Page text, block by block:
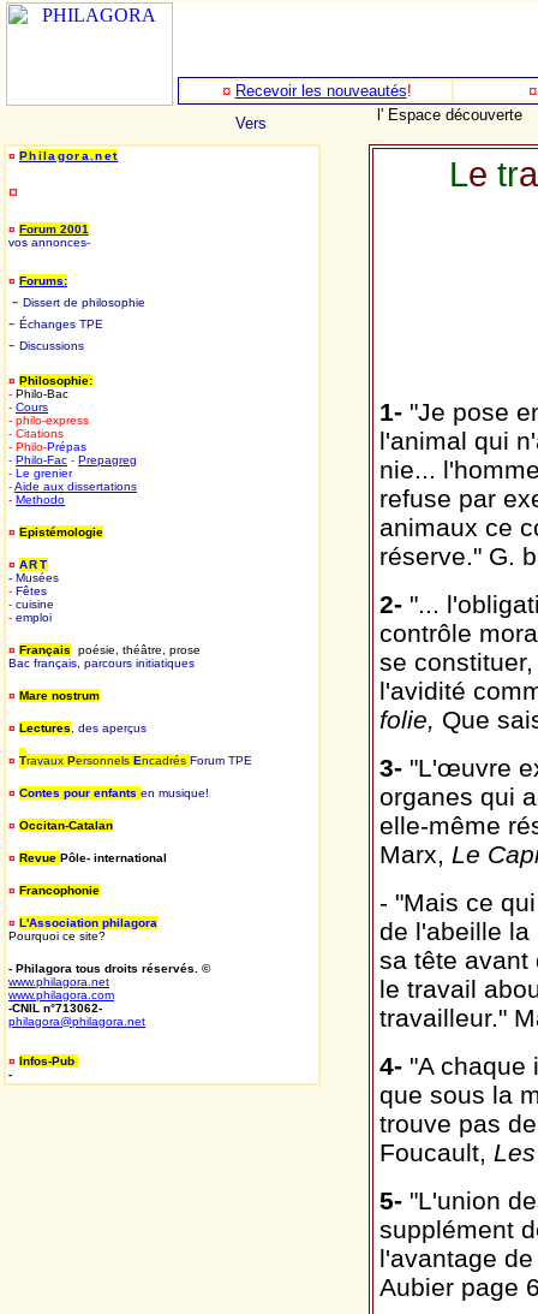
¤ Recevoir les nouveautés!
Vers
l' Espace découverte
¤ Philagora.net
¤
¤ Forum 2001
vos annonces-
¤ Forums:
- Dissert de philosophie
- Échanges TPE
- Discussions
¤ Philosophie:
- Philo-Bac
- Cours
- philo-express
- Citations
- Philo-Prépas
- Philo-Fac - Prepagreg
- Le grenier
-Aide aux dissertations
- Methodo
¤ Epistémologie
¤ ART
- Musées
- Fêtes
- cuisine
- emploi
¤ Français
poésie, théâtre, prose
Bac français, parcours initiatiques
¤ Mare nostrum
¤ Lectures , des aperçus
¤ Travaux Personnels Encadrés Forum TPE
¤ Contes pour enfants en musique!
¤ Occitan-Catalan
¤ Revue Pôle- international
¤ Francophonie
¤ L'Association philagora
Pourquoi ce site?
- Philagora tous droits réservés. ©
www.philagora.net
www.philagora.com
-CNIL n°713062-
philagora@philagora.net
¤ Infos-Pub-
-
Le tra
1-"Je pose
l'animal qui
nie...
refuse par
animaux ce
réserve." G.
2- "...
contrôle
se
l'avidité
folie, Que
3-"L'œuvre
organes qui
elle-même
Marx, Le
- "Mais ce
de l'abeille la
sa tête avant
le travail
travailleur."
4-"A chaque
que sous la
trouve pas
Foucault,
5-"L'union
supplément
l'avantage
Aubier page